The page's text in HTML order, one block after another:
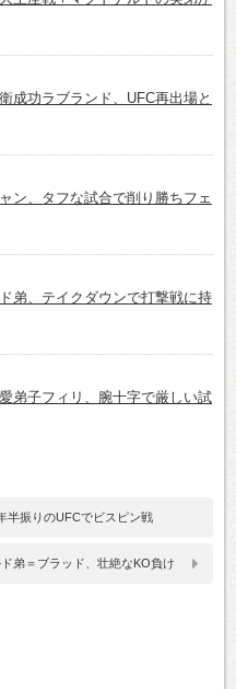
成功ラブランド、UFC再出場と
ン、タフな試合で削り勝ちフェ
弟、テイクダウンで打撃戦に持
弟子フィリ、腕十字で厳しい試
半振りのUFCでビスピン戦
ド弟＝ブラッド、壮絶なKO負け